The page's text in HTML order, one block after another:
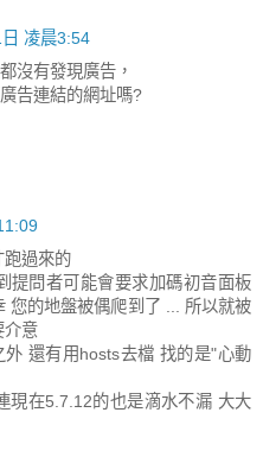
凌晨3:54
沒有發現廣告，
告連結的網址嗎?
跑過來的
提問者可能會要求加碼初音面板
您的地盤被偶爬到了 ... 所以就被
介意
外 還有用hosts去檔 找的是"心動
現在5.7.12的也是滴水不漏 大大